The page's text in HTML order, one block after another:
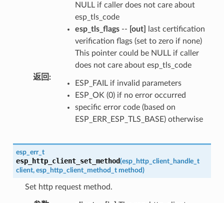
NULL if caller does not care about
esp_tls_code
esp_tls_flags-- [out]
last certification
verification flags (set to zero if none)
This pointer could be NULL if caller
does not care about esp_tls_code
返回 :
ESP_FAIL if invalid parameters
ESP_OK (0) if no error occurred
specific error code (based on
ESP_ERR_ESP_TLS_BASE) otherwise
esp_err_t
esp_http_client_set_method(esp_http_client_handle_t
client, esp_http_client_method_t method)
Set http request method.